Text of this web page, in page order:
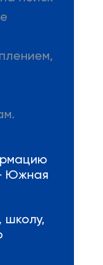
Южная
школу,